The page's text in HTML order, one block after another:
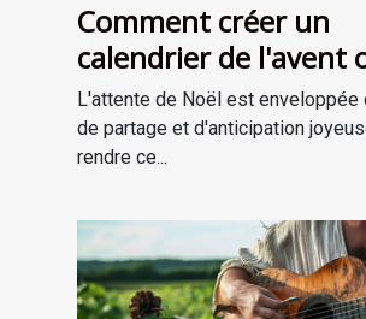
Comment créer un
calendrier de l'avent
pour attendre Noël
L'attente de Noël est enveloppée
de partage et d'anticipation
rendre ce...